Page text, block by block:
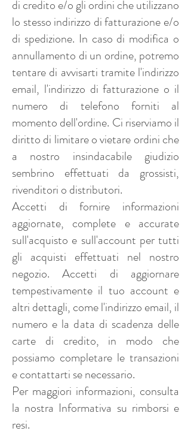
di credito e/o gli ordini che utilizzano
lo stesso indirizzo di fatturazione e/o
di spedizione. In caso di modifica o
annullamento di un ordine, potremo
tentare di avvisarti tramite l'indirizzo
email, l'indirizzo di fatturazione o il
numero di telefono forniti al
momento dell'ordine. Ci riserviamo il
diritto di limitare o vietare ordini che
a nostro insindacabile giudizio
sembrino effettuati da grossisti,
rivenditori o distributori.
Accetti di fornire informazioni
aggiornate, complete e accurate
sull'acquisto e sull'account per tutti
gli acquisti effettuati nel nostro
negozio. Accetti di aggiornare
tempestivamente il tuo account e
altri dettagli, come l'indirizzo email, il
numero e la data di scadenza delle
carte di credito, in modo che
possiamo completare le transazioni
e contattarti se necessario.
Per maggiori informazioni, consulta
la nostra Informativa su rimborsi e
resi.